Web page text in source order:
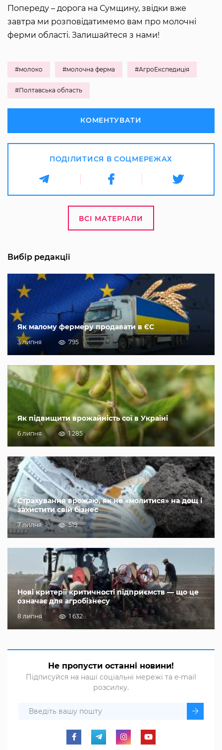
Попереду – дорога на Сумщину, звідки вже
завтра ми розповідатимемо вам про молочні
ферми області. Залишайтеся з нами!
#молоко #молочна ферма #АгроЕкспедиція
#Полтавська область
КОМЕНТУВАТИ
ПОДІЛИТИСЯ В СОЦМЕРЕЖАХ
ВСІ МАТЕРІАЛИ
Вибір редакції
Як малому фермеру продавати в ЄС
3 липня 795
Як підвищити врожайність сої в Україні
6 липня 1 285
Страхування врожаю, як не «молитися» на дощ і
захистити свій бізнес
7 липня 519
Нові критерії критичності підприємств — що це
означає для агробізнесу
8 липня 1 632
Не пропусти останні новини!
Підписуйся на наші соціальні мережі та e-mail
розсилку.